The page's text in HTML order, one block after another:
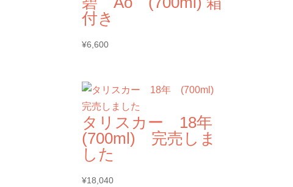
付き
¥6,600
タリスカー 18年
(700ml) 完売しま
した
¥18,040